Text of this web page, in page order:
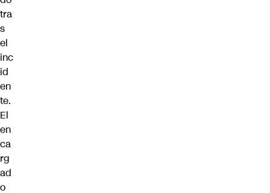
tra
s
el
inc
id
en
te.
El
en
ca
rg
ad
o